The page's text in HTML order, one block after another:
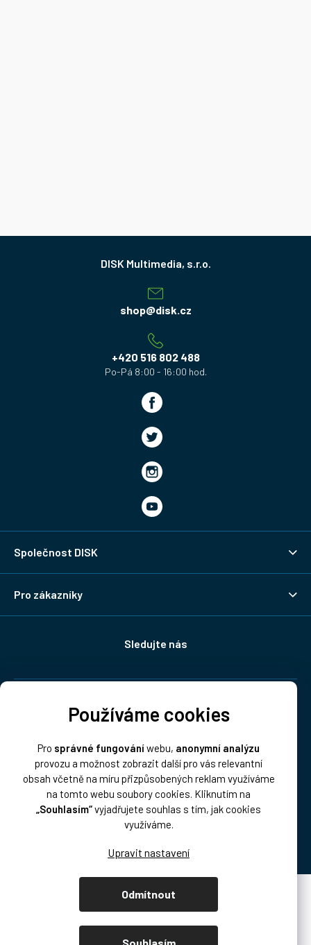
Používáme cookies
Pro správné fungováníwebu, anonymní analýzu
provozu a možnost zobrazit další pro vás relevantní
obsah včetně na míru přizpůsobených reklam využíváme
na tomto webu soubory cookies. Kliknutím na
„Souhlasím“vyjadřujete souhlas s tím, jak cookies
využíváme.
Odmítnout
shop@disk.cz
+420 516 802 488
Společnost DISK
Pro zákazníky
Sledujte nás
Platba:
Copyright 2026 . Všechna práva vyhrazena.